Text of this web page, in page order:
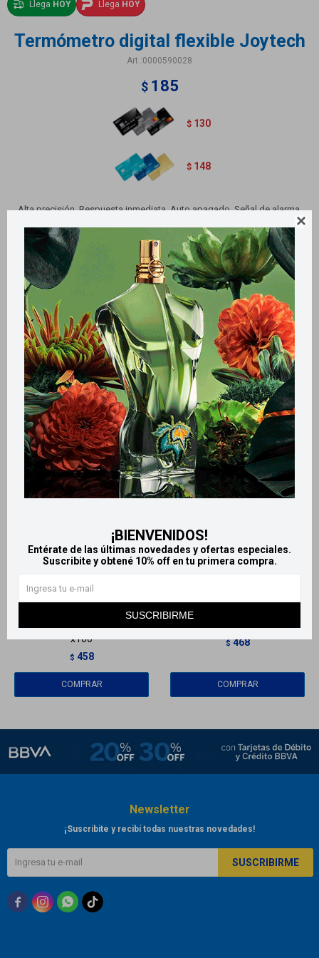

¡BIENVENIDOS!
Entérate de las últimas novedades y ofertas especiales.
Suscribite y obtené 10% off en tu primera compra.
SUSCRIBIRME
Llega HOY Llega HOY
Termómetro digital flexible Joytech
0000590028
$ 185
$ 130
$ 148
Alta precisión. Respuesta inmediata. Auto apagado. Señal de alarma.
Resistente a roturas. Resistente al agua.
Métodos y costos de envío
Retiros gratuitos en tiendas
Productos que te pueden interesar
Llega HOY
LlegaHOY
x100
$ 458
Llega HOY
$ 468
Newsletter
¡Suscribite y recibí todas nuestras novedades!
SUSCRIBIRME
  